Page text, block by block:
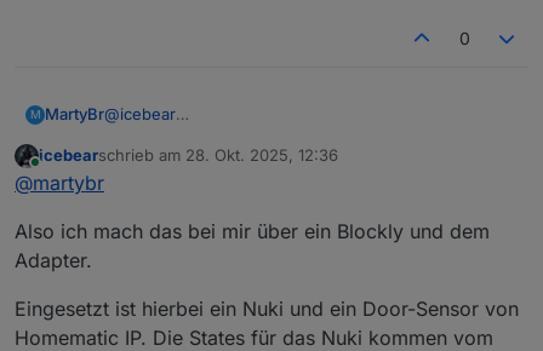
0
M MartyBr@icebear
den Trigger aus? Hast du mal bitte den Code für mich?
Online
icebearschrieb am 28. Okt. 2025, 12:36
zuletzt editiert von
@martybr
Also ich mach das bei mir über ein Blockly und dem
Adapter.
Eingesetzt ist hierbei ein Nuki und ein Door-Sensor von
Homematic IP. Die States für das Nuki kommen vom